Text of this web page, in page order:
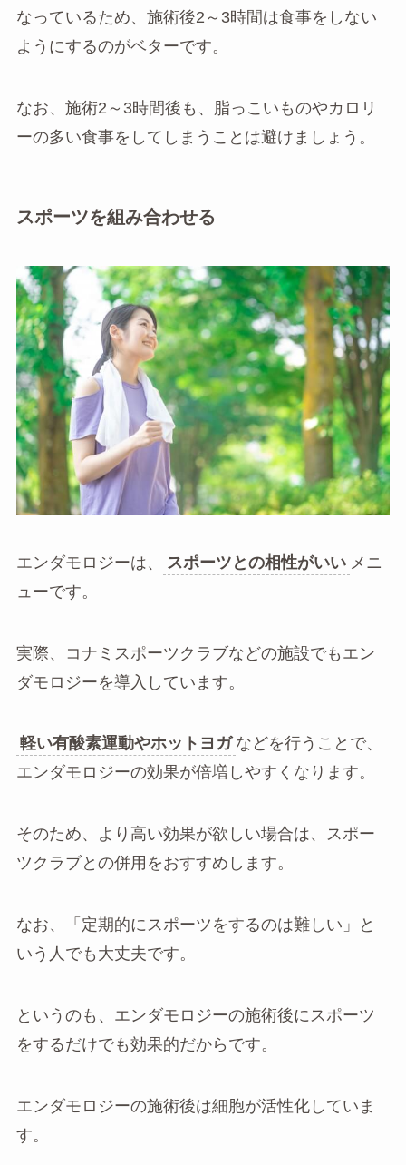
なっているため、施術後2～3時間は食事をしない
ようにするのがベターです。
なお、施術2～3時間後も、脂っこいものやカロリ
ーの多い食事をしてしまうことは避けましょう。
スポーツを組み合わせる
エンダモロジーは、 スポーツとの相性がいい メニ
ューです。
実際、コナミスポーツクラブなどの施設でもエン
ダモロジーを導入しています。
軽い有酸素運動やホットヨガ などを行うことで、
エンダモロジーの効果が倍増しやすくなります。
そのため、より高い効果が欲しい場合は、スポー
ツクラブとの併用をおすすめします。
なお、「定期的にスポーツをするのは難しい」と
いう人でも大丈夫です。
というのも、エンダモロジーの施術後にスポーツ
をするだけでも効果的だからです。
エンダモロジーの施術後は細胞が活性化していま
す。